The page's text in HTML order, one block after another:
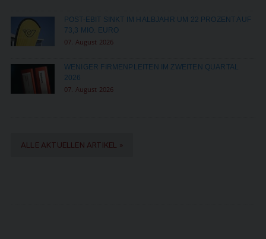
POST-EBIT SINKT IM HALBJAHR UM 22 PROZENT AUF
73,3 MIO. EURO
07. August 2026
WENIGER FIRMENPLEITEN IM ZWEITEN QUARTAL
2026
07. August 2026
ALLE AKTUELLEN ARTIKEL »